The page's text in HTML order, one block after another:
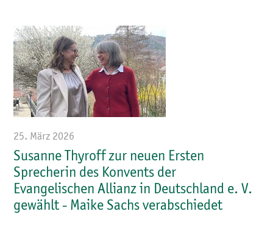
25. März 2026
Susanne Thyroff zur neuen Ersten
Sprecherin des Konvents der
Evangelischen Allianz in Deutschland e. V.
gewählt - Maike Sachs verabschiedet